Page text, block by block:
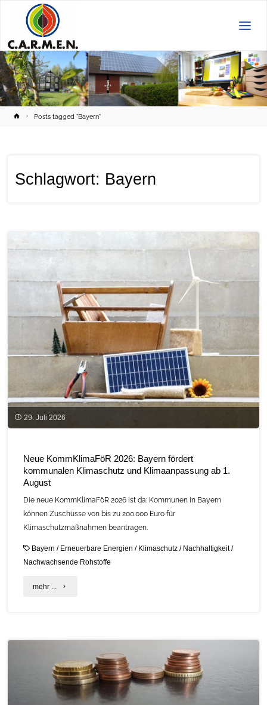
HomePosts tagged "Bayern"
Schlagwort: Bayern
29. Juli 2026
Neue KommKlimaFöR 2026: Bayern fördert
kommunalen Klimaschutz und Klimaanpassung ab 1.
August
Die neue KommKlimaFöR 2026 ist da: Kommunen in Bayern
können Zuschüsse von bis zu 200.000 Euro für
Klimaschutzmaßnahmen beantragen.
Bayern / Erneuerbare Energien / Klimaschutz / Nachhaltigkeit/
Nachwachsende Rohstoffe
mehr ... "Neue
fördert
kommunalen